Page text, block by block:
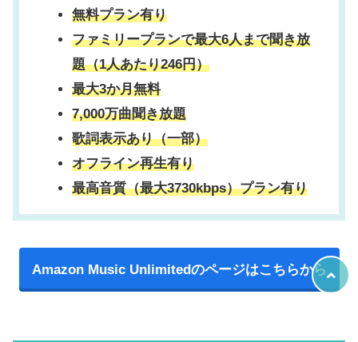
無料プラン有り
ファミリープランで最大6人まで聞き放
題（1人あたり246円）
最大3か月無料
7,000万曲聞き放題
歌詞表示あり（一部）
オフライン再生有り
最高音質（最大3730kbps）プラン有り
Amazon Music Unlimitedのページはこちらから